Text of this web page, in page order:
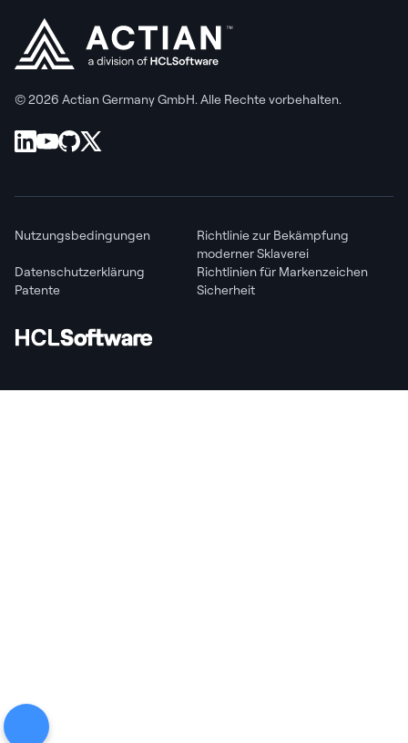
© 2026 Actian Germany GmbH. Alle Rechte vorbehalten.
Nutzungsbedingungen
Richtlinie zur Bekämpfung
moderner Sklaverei
Datenschutzerklärung
Richtlinien für Markenzeichen
Patente
Sicherheit